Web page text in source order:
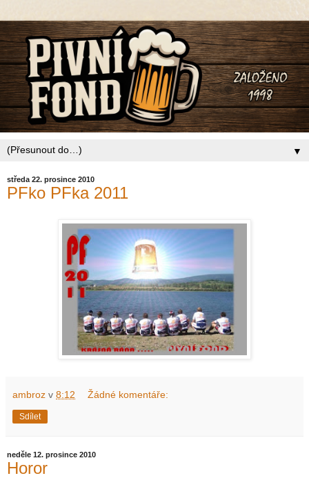
▼
středa 22. prosince 2010
PFko PFka 2011
ambroz v 8:12 Žádné komentáře:
Sdílet
neděle 12. prosince 2010
Horor